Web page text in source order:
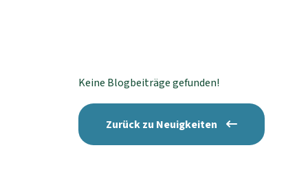
Keine Blogbeiträge gefunden!
Zurück zu Neuigkeiten